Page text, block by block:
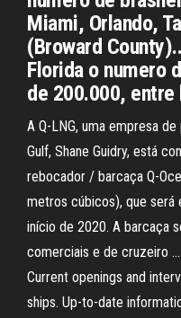
Miami, Orlando,
(Broward
Florida o numero
de 200.000,
A Q-LNG, uma empresa
Gulf, Shane Guidry, está
rebocador / barcaça Q-
metros cúbicos), que será
início de 2020. A barcaça
comerciais e de cruzeiro
Current openings and
ships. Up-to-date